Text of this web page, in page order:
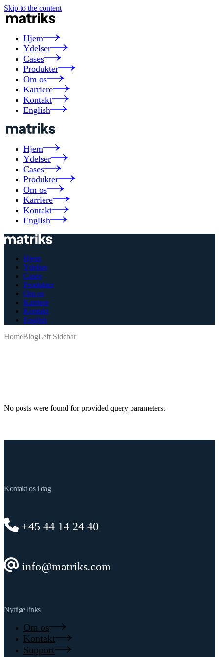
Skip to the content
Hjem
Ydelser
Cases
Produkter
Om os
Karriere
Kontakt
English
Hjem
Ydelser
Cases
Produkter
Om os
Karriere
Kontakt
English
Hjem
Ydelser
Cases
Produkter
Om os
Karriere
Kontakt
English
HomeBlogLeft Sidebar
No posts were found for provided query parameters.
Kontakt os i dag
+45 44 14 24 40
info@matriks.com
Nyttige links
Om os
Kontakt
Support